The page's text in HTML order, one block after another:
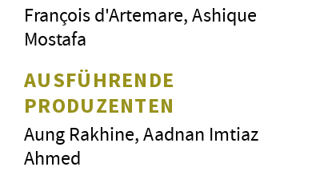
François d'Artemare, Ashique
Mostafa
AUSFÜHRENDE
PRODUZENTEN
Aung Rakhine, Aadnan Imtiaz
Ahmed